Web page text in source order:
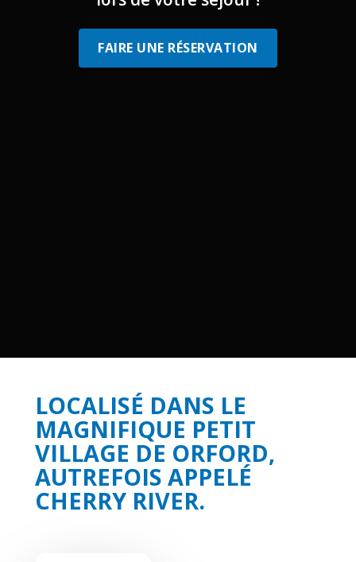
FAIRE UNE RÉSERVATION
LOCALISÉ DANS LE
MAGNIFIQUE PETIT
VILLAGE DE ORFORD,
AUTREFOIS APPELÉ
CHERRY RIVER.